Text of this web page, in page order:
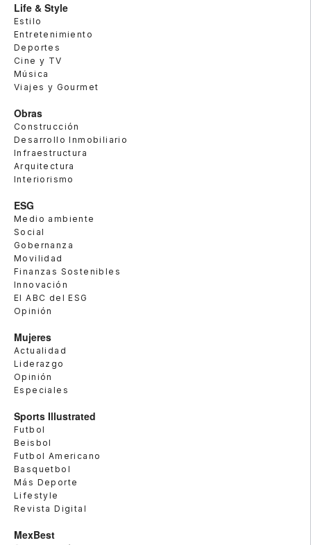
Life & Style
Estilo
Entretenimiento
Deportes
Cine y TV
Música
Viajes y Gourmet
Obras
Construcción
Desarrollo Inmobiliario
Infraestructura
Arquitectura
Interiorismo
ESG
Medio ambiente
Social
Gobernanza
Movilidad
Finanzas Sostenibles
Innovación
El ABC del ESG
Opinión
Mujeres
Actualidad
Liderazgo
Opinión
Especiales
Sports Illustrated
Futbol
Beisbol
Futbol Americano
Basquetbol
Más Deporte
Lifestyle
Revista Digital
MexBest